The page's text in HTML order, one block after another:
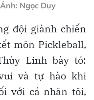
Ảnh: Ngọc Duy
đội giành chiến
môn Pickleball,
Linh bày tỏ:
và tự hào khi
với cá nhân tôi,